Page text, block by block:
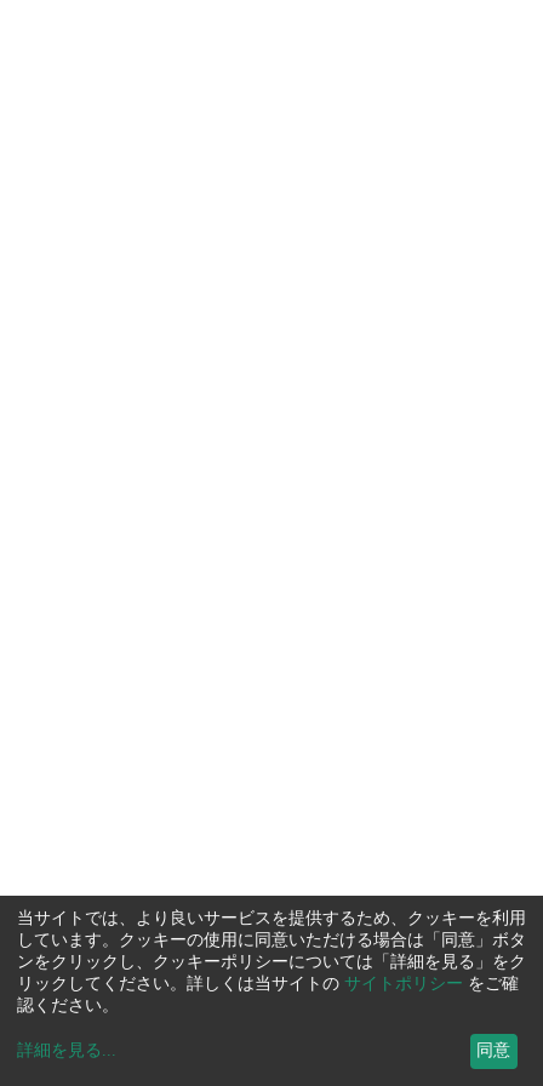
当サイトでは、より良いサービスを提供するため、クッキーを利用
しています。クッキーの使用に同意いただける場合は「同意」ボタ
ンをクリックし、クッキーポリシーについては「詳細を見る」をク
リックしてください。詳しくは当サイトの サイトポリシー をご確
認ください。
詳細を見る ... 同意